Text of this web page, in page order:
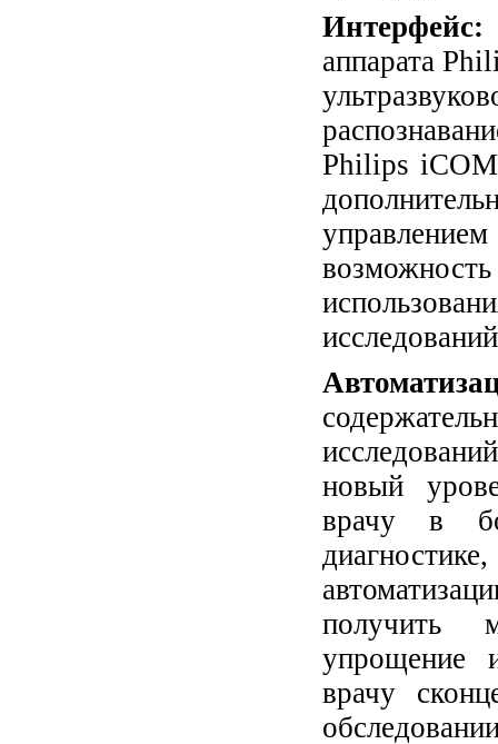
аппарата
Philips
новый
врачу в
получить
упрощение
врачу